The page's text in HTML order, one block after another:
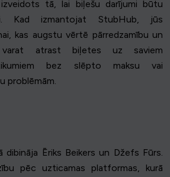
izveidots tā, lai biļešu darījumi būtu
Kad izmantojat StubHub, jūs
kas augstu vērtē pārredzamību un
varat atrast biļetes uz saviem
bez slēpto maksu vai
problēmām.
Ēriks Beikers un Džefs Fūrs.
pēc uzticamas platformas, kurā